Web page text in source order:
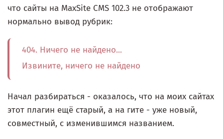
что сайты на MaxSite CMS 102.3 не отображают
нормально вывод рубрик:
404. Ничего не найдено...
Извините, ничего не найдено
Начал разбираться - оказалось, что на моих сайтах
этот плагин ещё старый, а на гите - уже новый,
совместный, с изменившимся названием.